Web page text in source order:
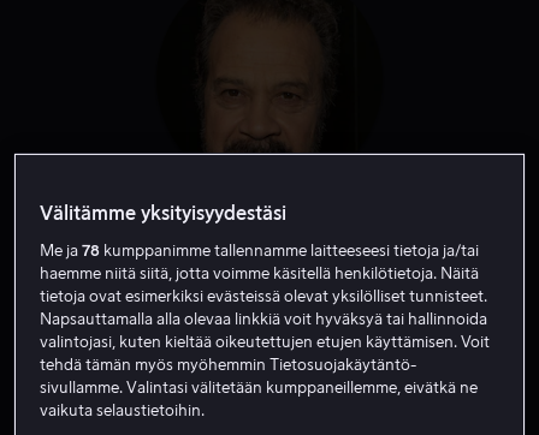
Edward Zwick
Tuottaja Ohjaaja Tuotannonjohtaja Kirjoittaja
Välitämme yksityisyydestäsi
Me ja78 kumppanimme tallennamme laitteeseesi tietoja ja/tai
haemme niitä siitä, jotta voimme käsitellä henkilötietoja. Näitä
tietoja ovat esimerkiksi evästeissä olevat yksilölliset tunnisteet.
Napsauttamalla alla olevaa linkkiä voit hyväksyä tai hallinnoida
valintojasi, kuten kieltää oikeutettujen etujen käyttämisen. Voit
tehdä tämän myös myöhemmin Tietosuojakäytäntö-
sivullamme. Valintasi välitetään kumppaneillemme, eivätkä ne
vaikuta selaustietoihin.